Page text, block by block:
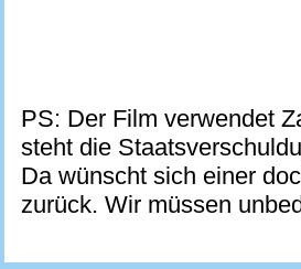
PS: Der Film verwendet
steht die
Da wünscht sich einer
zurück. Wir müssen